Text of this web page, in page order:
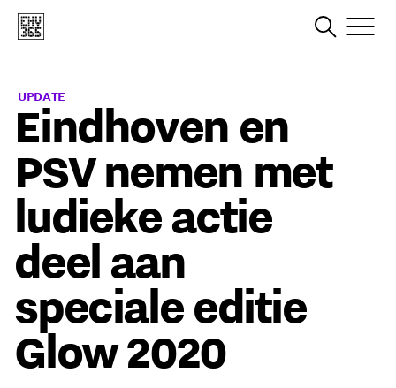
UPDATE
Eindhoven en
PSV nemen met
ludieke actie
deel aan
speciale editie
Glow 2020